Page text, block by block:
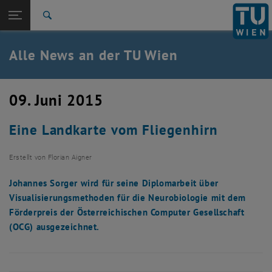
TU Login
Quicklinks
Quicklinks-Menü umschalten
Studium
Karriere
Zurück: Subseiten von TU Wien Startseite auflisten
Zurück zur letzten Ebene:
TU Wien Startseite
Übersicht
Alle News an der TU Wien
09. Juni 2015
Eine Landkarte vom Fliegenhirn
Erstellt von Florian Aigner
Johannes Sorger wird für seine Diplomarbeit über
Visualisierungsmethoden für die Neurobiologie mit dem
Förderpreis der Österreichischen Computer Gesellschaft
(OCG) ausgezeichnet.